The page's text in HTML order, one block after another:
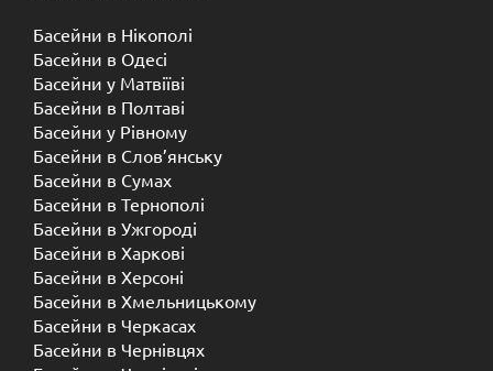
Басейни в Нікополі
Басейни в Одесі
Басейни у Матвіїві
Басейни в Полтаві
Басейни у ​​Рівному
Басейни в Слов’янську
Басейни в Сумах
Басейни в Тернополі
Басейни в Ужгороді
Басейни в Харкові
Басейни в Херсоні
Басейни в Хмельницькому
Басейни в Черкасах
Басейни в Чернівцях